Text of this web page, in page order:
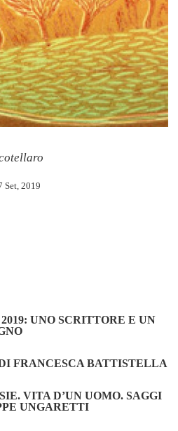
Set, 2019
UNO SCRITTORE E UN
FRANCESCA BATTISTELLA
VITA D’UN UOMO. SAGGI
UNGARETTI